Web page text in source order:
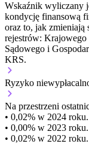
Wskaźnik wyliczany
kondycję finansową
oraz to, jak zmieniają
rejestrów:
Sądowego i
KRS.
Ryzyko
Na przestrzeni
• 0,02% w 2024 roku.
• 0,00% w 2023 roku.
• 0,02% w 2022 roku.